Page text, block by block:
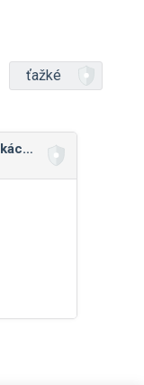
ťažké
Ovocie a zelenina: implikácia a ekvivalencia